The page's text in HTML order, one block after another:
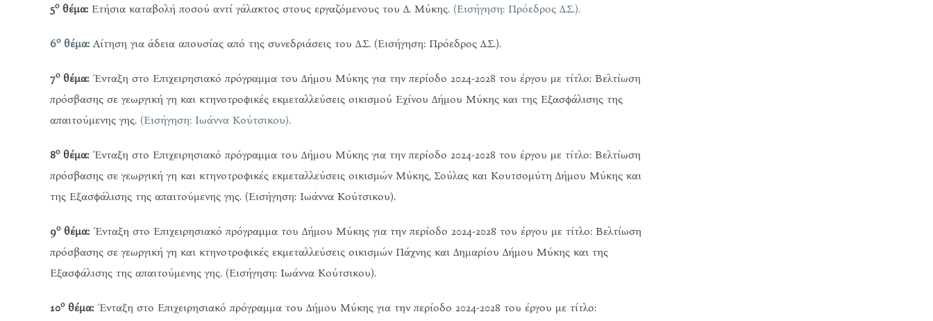
5οθέμα: Ετήσια καταβολή ποσού αντί γάλακτος στους εργαζόμενους του Δ. Μύκης. (Εισήγηση: Πρόεδρος Δ.Σ.).
6οθέμα: Αίτηση για άδεια απουσίας από της συνεδριάσεις του Δ.Σ. (Εισήγηση: Πρόεδρος Δ.Σ.).
7οθέμα: Ένταξη στο Επιχειρησιακό πρόγραμμα του Δήμου Μύκης για την περίοδο 2024-2028 του έργου με τίτλο: Βελτίωση
πρόσβασης σε γεωργική γη και κτηνοτροφικές εκμεταλλεύσεις οικισμού Εχίνου Δήμου Μύκης και της Εξασφάλισης της
απαιτούμενης γης. (Εισήγηση: Ιωάννα Κούτσικου).
8οθέμα: Ένταξη στο Επιχειρησιακό πρόγραμμα του Δήμου Μύκης για την περίοδο 2024-2028 του έργου με τίτλο: Βελτίωση
πρόσβασης σε γεωργική γη και κτηνοτροφικές εκμεταλλεύσεις οικισμών Μύκης, Σούλας και Κουτσομύτη Δήμου Μύκης και
της Εξασφάλισης της απαιτούμενης γης. (Εισήγηση: Ιωάννα Κούτσικου).
9οθέμα: Ένταξη στο Επιχειρησιακό πρόγραμμα του Δήμου Μύκης για την περίοδο 2024-2028 του έργου με τίτλο: Βελτίωση
πρόσβασης σε γεωργική γη και κτηνοτροφικές εκμεταλλεύσεις οικισμών Πάχνης και Δημαρίου Δήμου Μύκης και της
Εξασφάλισης της απαιτούμενης γης. (Εισήγηση: Ιωάννα Κούτσικου).
10οθέμα: Ένταξη στο Επιχειρησιακό πρόγραμμα του Δήμου Μύκης για την περίοδο 2024-2028 του έργου με τίτλο: